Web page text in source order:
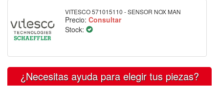
VITESCO 571015110 - SENSOR NOX MAN
Precio: Consultar
Stock:
¿Necesitas ayuda para elegir tus piezas?